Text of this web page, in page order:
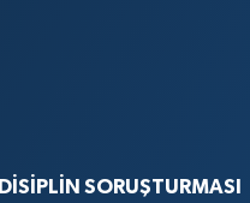
DİSİPLİN SORUŞTURMASI